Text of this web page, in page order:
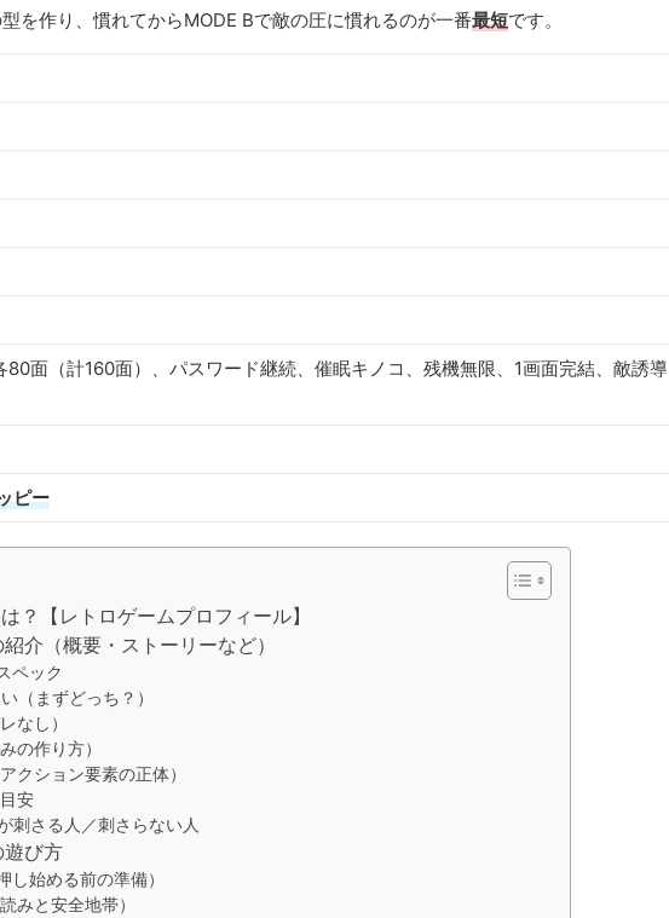
を作り、慣れてからMODE Bで敵の圧に慣れるのが一番最短です。
80面（計160面）、パスワード継続、催眠キノコ、残機無限、1画面完結、敵誘導
ピー
？【レトロゲームプロフィール】
介（概要・ストーリーなど）
ペック
（まずどっち？）
なし）
の作り方）
クション要素の正体）
安
刺さる人／刺さらない人
び方
し始める前の準備）
みと安全地帯）